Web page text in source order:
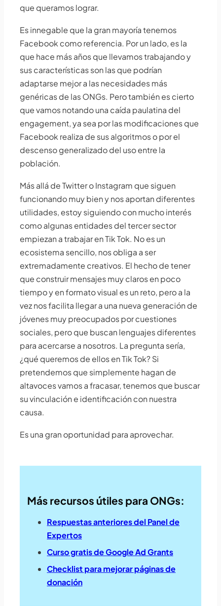
que queramos lograr.
Es innegable que la gran mayoría tenemos
Facebook como referencia. Por un lado, es la
que hace más años que llevamos trabajando y
sus características son las que podrían
adaptarse mejor a las necesidades más
genéricas de las ONGs. Pero también es cierto
que vamos notando una caída paulatina del
engagement, ya sea por las modificaciones que
Facebook realiza de sus algoritmos o por el
descenso generalizado del uso entre la
población.
Más allá de Twitter o Instagram que siguen
funcionando muy bien y nos aportan diferentes
utilidades, estoy siguiendo con mucho interés
como algunas entidades del tercer sector
empiezan a trabajar en Tik Tok. No es un
ecosistema sencillo, nos obliga a ser
extremadamente creativos. El hecho de tener
que construir mensajes muy claros en poco
tiempo y en formato visual es un reto, pero a la
vez nos facilita llegar a una nueva generación de
jóvenes muy preocupados por cuestiones
sociales, pero que buscan lenguajes diferentes
para acercarse a nosotros. La pregunta sería,
¿qué queremos de ellos en Tik Tok? Si
pretendemos que simplemente hagan de
altavoces vamos a fracasar, tenemos que buscar
su vinculación e identificación con nuestra
causa.
Es una gran oportunidad para aprovechar.
Más recursos útiles para ONGs:
Respuestas anteriores del Panel de
Expertos
Curso gratis de Google Ad Grants
Checklist para mejorar páginas de
donación